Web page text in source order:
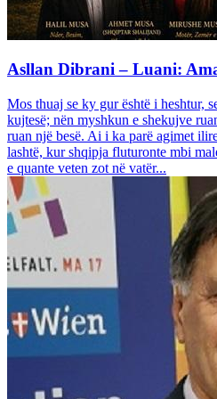
Asllan Dibrani – Luani:
Mos thuaj se ky gur është i heshtur,
kujtesë; nën myshkun e shekujve
ruan një besë. Ai i ka parë agimet
lashtë, kur shqipja fluturonte mbi
e quante veten zot në vatër...